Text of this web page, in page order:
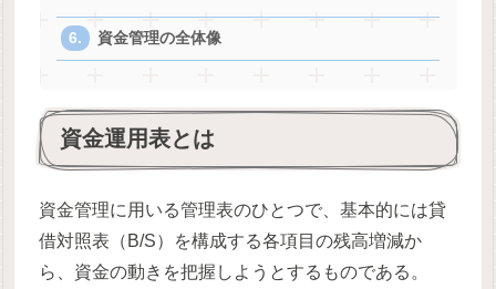
資金管理の全体像
資金運用表とは
資金管理に用いる管理表のひとつで、基本的には貸
借対照表（B/S）を構成する各項目の残高増減か
ら、資金の動きを把握しようとするものである。